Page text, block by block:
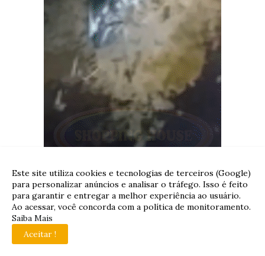
Este site utiliza cookies e tecnologias de terceiros (Google)
para personalizar anúncios e analisar o tráfego. Isso é feito
para garantir e entregar a melhor experiência ao usuário.
Ao acessar, você concorda com a política de monitoramento.
Saiba Mais
Aceitar !